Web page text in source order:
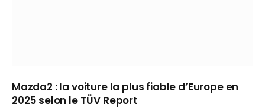
Mazda2 : la voiture la plus fiable d’Europe en
2025 selon le TÜV Report